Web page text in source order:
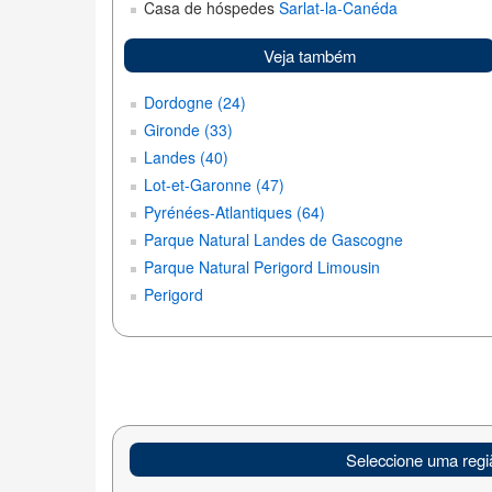
Casa de hóspedes Sarlat-la-Canéda
Veja também
Dordogne (24)
Gironde (33)
Landes (40)
Lot-et-Garonne (47)
Pyrénées-Atlantiques (64)
Parque Natural Landes de Gascogne
Parque Natural Perigord Limousin
Perigord
Seleccione uma